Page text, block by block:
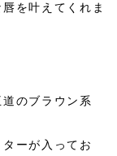
を叶えてくれま
のブラウン系
ーが入ってお